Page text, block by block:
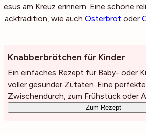
Jesus am Kreuz erinnern. Eine schöne
Backtradition, wie auch Osterbrot oder
Knabberbrötchen für Kinder
Ein einfaches Rezept für Baby- oder
voller gesunder Zutaten. Eine
Zwischendurch, zum Frühstück oder
Zum Rezept